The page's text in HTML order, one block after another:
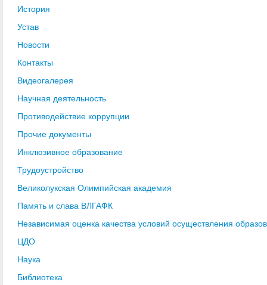
История
Устав
Новости
Контакты
Видеогалерея
Научная деятельность
Противодействие коррупции
Прочие документы
Инклюзивное образование
Трудоустройство
Великолукская Олимпийская академия
Память и слава ВЛГАФК
Независимая оценка качества условий осуществления
ЦДО
Наука
Библиотека